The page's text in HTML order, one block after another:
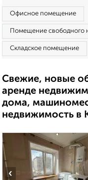
Офисное помещение
Помещение свободного
Складское помещение
Свежие, новые
аренде
дома,
недвижимость в
‹